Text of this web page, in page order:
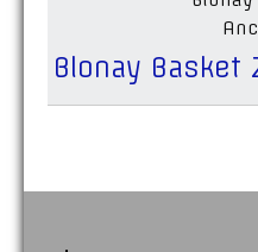
Blonay Basket